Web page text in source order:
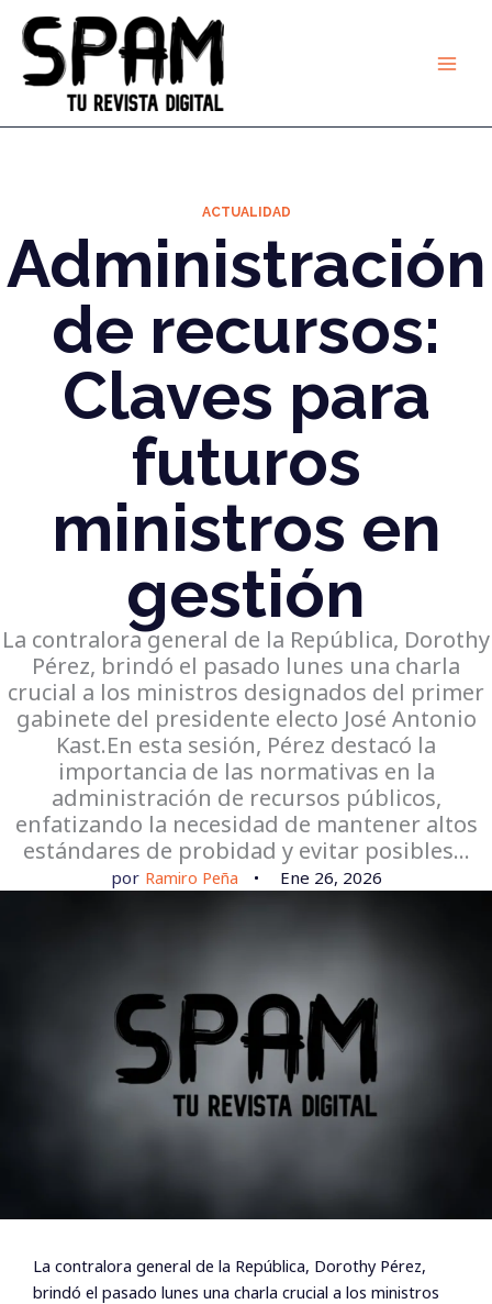
contenido
ACTUALIDAD
Administración
de recursos:
Claves para
futuros
ministros en
gestión
La contralora general de la República, Dorothy
Pérez, brindó el pasado lunes una charla
crucial a los ministros designados del primer
gabinete del presidente electo José Antonio
Kast.En esta sesión, Pérez destacó la
importancia de las normativas en la
administración de recursos públicos,
enfatizando la necesidad de mantener altos
estándares de probidad y evitar posibles…
por Ramiro Peña Ene 26, 2026
La contralora general de la República, Dorothy Pérez,
brindó el pasado lunes una charla crucial a los ministros